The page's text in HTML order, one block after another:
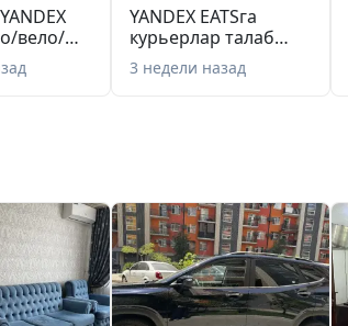
вело/
кера...
YANDEX EATSга
курьерлар талаб
қилинади —
барқарор ...
3 недели назад